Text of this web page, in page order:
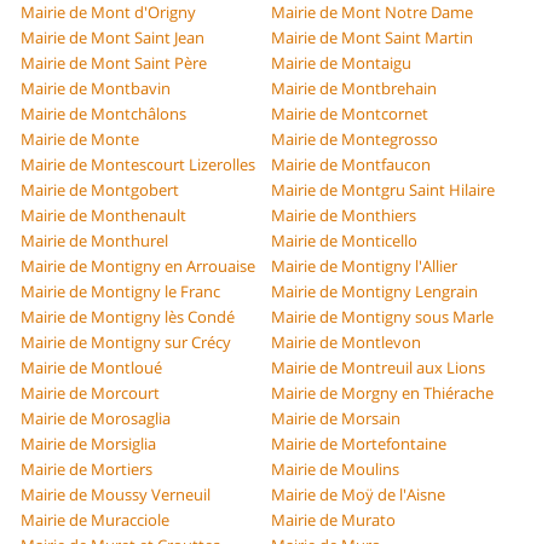
Mairie de Mont d'Origny
Mairie de Mont Notre Dame
Mairie de Mont Saint Jean
Mairie de Mont Saint Martin
Mairie de Mont Saint Père
Mairie de Montaigu
Mairie de Montbavin
Mairie de Montbrehain
Mairie de Montchâlons
Mairie de Montcornet
Mairie de Monte
Mairie de Montegrosso
Mairie de Montescourt Lizerolles
Mairie de Montfaucon
Mairie de Montgobert
Mairie de Montgru Saint Hilaire
Mairie de Monthenault
Mairie de Monthiers
Mairie de Monthurel
Mairie de Monticello
Mairie de Montigny en Arrouaise
Mairie de Montigny l'Allier
Mairie de Montigny le Franc
Mairie de Montigny Lengrain
Mairie de Montigny lès Condé
Mairie de Montigny sous Marle
Mairie de Montigny sur Crécy
Mairie de Montlevon
Mairie de Montloué
Mairie de Montreuil aux Lions
Mairie de Morcourt
Mairie de Morgny en Thiérache
Mairie de Morosaglia
Mairie de Morsain
Mairie de Morsiglia
Mairie de Mortefontaine
Mairie de Mortiers
Mairie de Moulins
Mairie de Moussy Verneuil
Mairie de Moÿ de l'Aisne
Mairie de Muracciole
Mairie de Murato